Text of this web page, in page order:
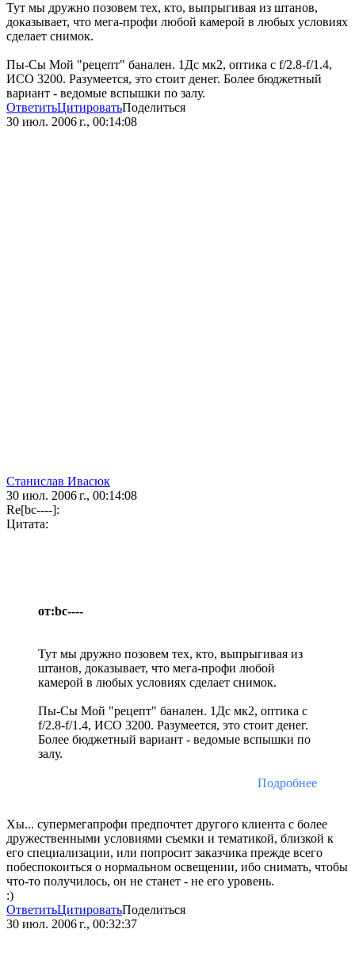
Тут мы дружно позовем тех, кто, выпрыгивая из штанов,
доказывает, что мега-профи любой камерой в любых условиях
сделает снимок.
Пы-Сы Мой "рецепт" банален. 1Дс мк2, оптика с f/2.8-f/1.4,
ИСО 3200. Разумеется, это стоит денег. Более бюджетный
вариант - ведомые вспышки по залу.
ОтветитьЦитироватьПоделиться
30 июл. 2006 г., 00:14:08
Станислав Ивасюк
30 июл. 2006 г., 00:14:08
Re[bc----]:
Цитата:
от:bc----
Тут мы дружно позовем тех, кто, выпрыгивая из
штанов, доказывает, что мега-профи любой
камерой в любых условиях сделает снимок.
Пы-Сы Мой "рецепт" банален. 1Дс мк2, оптика с
f/2.8-f/1.4, ИСО 3200. Разумеется, это стоит денег.
Более бюджетный вариант - ведомые вспышки по
залу.
Подробнее
Хы... супермегапрофи предпочтет другого клиента с более
дружественными условиями съемки и тематикой, близкой к
его специализации, или попросит заказчика прежде всего
побеспокоиться о нормальном освещении, ибо снимать, чтобы
что-то получилось, он не станет - не его уровень.
:)
ОтветитьЦитироватьПоделиться
30 июл. 2006 г., 00:32:37